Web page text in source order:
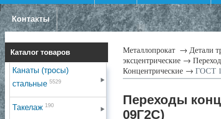
Контакты
Каталог товаров
Канаты (тросы)
стальные 5529
Такелаж 190
Металлопрокат → Детали
эксцентрические →
Концентрические → ГОСТ
Переходы
09Г2С)